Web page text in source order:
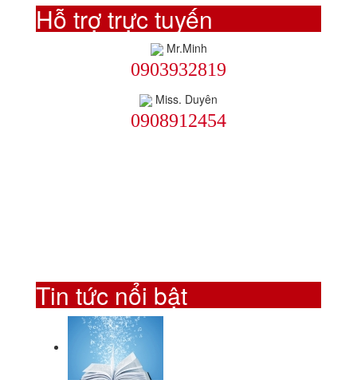
Hỗ trợ trực tuyến
Mr.Minh
0903932819
Miss. Duyên
0908912454
Tin tức nổi bật